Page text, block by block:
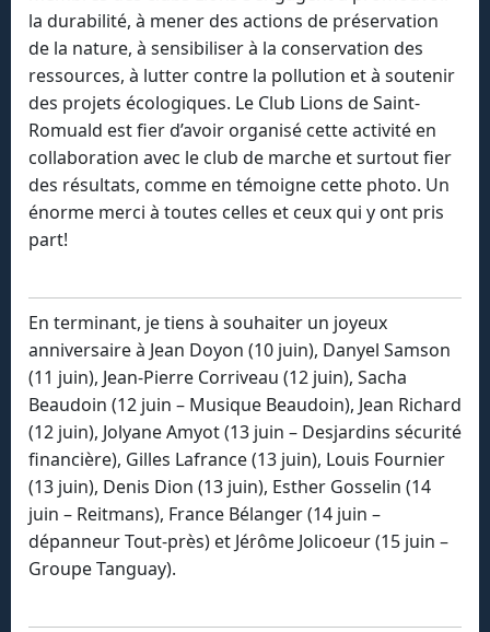
la durabilité, à mener des actions de préservation
de la nature, à sensibiliser à la conservation des
ressources, à lutter contre la pollution et à soutenir
des projets écologiques. Le Club Lions de Saint-
Romuald est fier d’avoir organisé cette activité en
collaboration avec le club de marche et surtout fier
des résultats, comme en témoigne cette photo. Un
énorme merci à toutes celles et ceux qui y ont pris
part!
En terminant, je tiens à souhaiter un joyeux
anniversaire à Jean Doyon (10 juin), Danyel Samson
(11 juin), Jean-Pierre Corriveau (12 juin), Sacha
Beaudoin (12 juin – Musique Beaudoin), Jean Richard
(12 juin), Jolyane Amyot (13 juin – Desjardins sécurité
financière), Gilles Lafrance (13 juin), Louis Fournier
(13 juin), Denis Dion (13 juin), Esther Gosselin (14
juin – Reitmans), France Bélanger (14 juin –
dépanneur Tout-près) et Jérôme Jolicoeur (15 juin –
Groupe Tanguay).